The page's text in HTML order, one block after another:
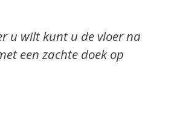
u wilt kunt u de vloer na
een zachte doek op